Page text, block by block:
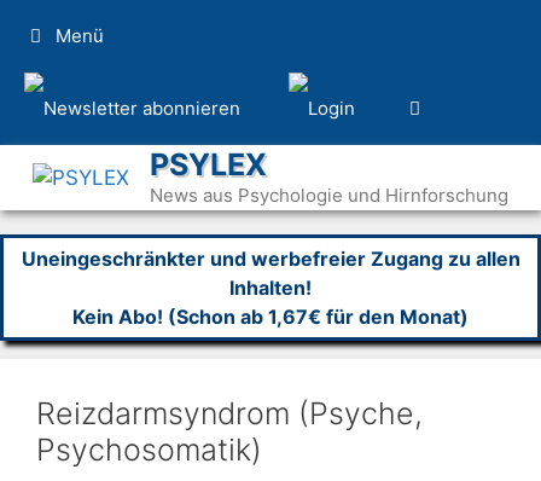
Inhalt
springen
Menü
PSYLEX
News aus Psychologie und Hirnforschung
Uneingeschränkter und werbefreier Zugang zu allen
Inhalten!
Kein Abo! (Schon ab 1,67€ für den Monat)
Reizdarmsyndrom (Psyche,
Psychosomatik)